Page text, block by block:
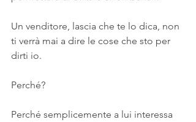
Un venditore, lascia che te lo dica, non
ti verrà mai a dire le cose che sto per
dirti io.
Perché?
Perché semplicemente a lui interessa